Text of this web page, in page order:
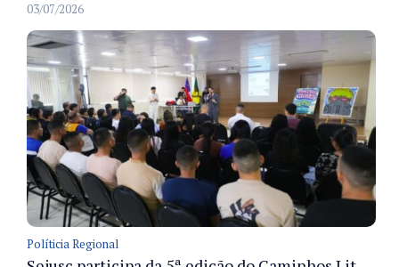
03/07/2026
Políticia Regional